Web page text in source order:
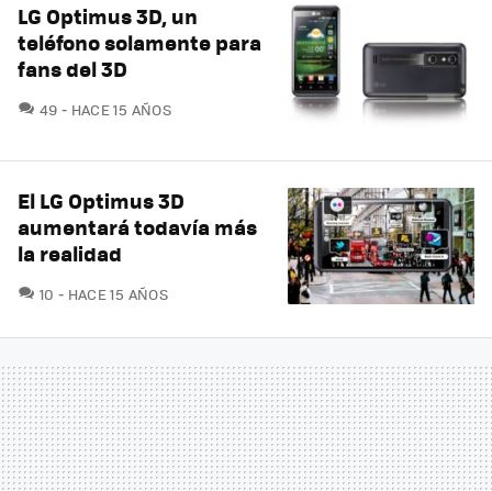
LG Optimus 3D, un
teléfono solamente para
fans del 3D
49 COMENTARIOS
HACE 15 AÑOS
El LG Optimus 3D
aumentará todavía más
la realidad
10 COMENTARIOS
HACE 15 AÑOS